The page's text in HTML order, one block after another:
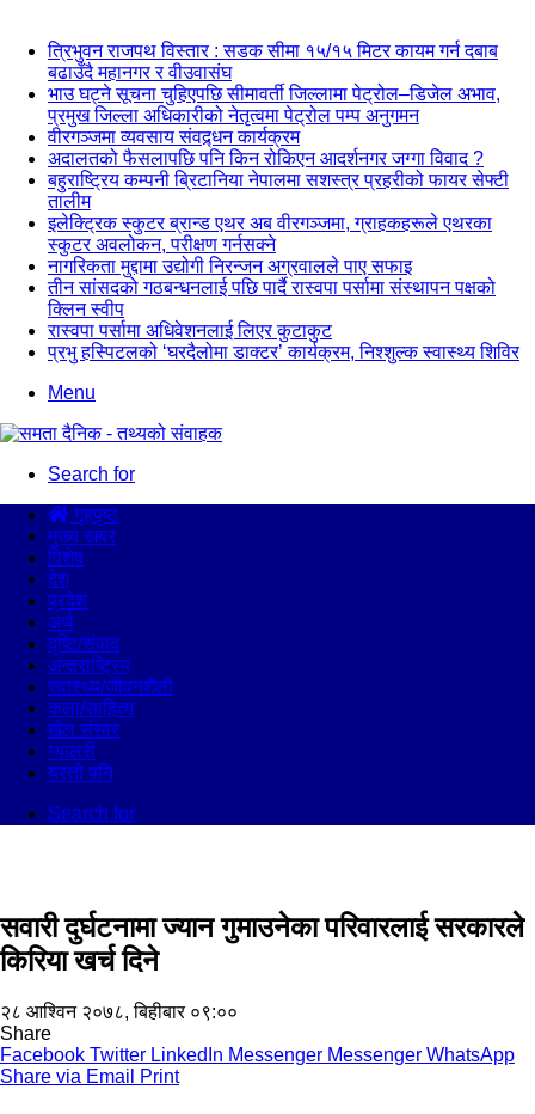
त्रिभुवन राजपथ विस्तार : सडक सीमा १५/१५ मिटर कायम गर्न दबाब
बढाउँदै महानगर र वीउवासंघ
भाउ घट्ने सूचना चुहिएपछि सीमावर्ती जिल्लामा पेट्रोल–डिजेल अभाव,
प्रमुख जिल्ला अधिकारीको नेतृत्वमा पेट्रोल पम्प अनुगमन
वीरगञ्जमा व्यवसाय संवद्र्धन कार्यक्रम
अदालतको फैसलापछि पनि किन रोकिएन आदर्शनगर जग्गा विवाद ?
बहुराष्ट्रिय कम्पनी ब्रिटानिया नेपालमा सशस्त्र प्रहरीको फायर सेफ्टी
तालीम
इलेक्ट्रिक स्कुटर ब्रान्ड एथर अब वीरगञ्जमा, ग्राहकहरूले एथरका
स्कुटर अवलोकन, परीक्षण गर्नसक्ने
नागरिकता मुद्दामा उद्योगी निरन्जन अग्रवालले पाए सफाइ
तीन सांसदको गठबन्धनलाई पछि पार्दै रास्वपा पर्सामा संस्थापन पक्षको
क्लिन स्वीप
रास्वपा पर्सामा अधिवेशनलाई लिएर कुटाकुट
प्रभु हस्पिटलको ‘घरदैलोमा डाक्टर’ कार्यक्रम, निश्शुल्क स्वास्थ्य शिविर
Menu
Search for
गृहपृष्ठ
मुख्य खबर
विशेष
देश
प्रदेश
अर्थ
दृष्टि/संवाद
अन्तराष्ट्रिय
स्वास्थ्य/जीवनशैली
कला/साहित्य
खेल संसार
ग्यालरी
यस्तो पनि
Search for
सवारी दुर्घटनामा ज्यान गुमाउनेका परिवारलाई सरकारले
किरिया खर्च दिने
२८ आश्विन २०७८, बिहीबार ०९:००
Share
Facebook Twitter LinkedIn Messenger Messenger WhatsApp
Share via Email
Print